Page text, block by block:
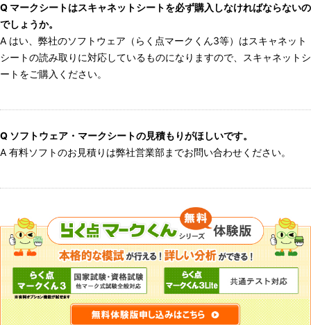
Q マークシートはスキャネットシートを必ず購入しなければならないの
でしょうか。
A はい、弊社のソフトウェア（らく点マークくん3等）はスキャネット
シートの読み取りに対応しているものになりますので、スキャネットシ
ートをご購入ください。
Q ソフトウェア・マークシートの見積もりがほしいです。
A 有料ソフトのお見積りは弊社営業部までお問い合わせください。